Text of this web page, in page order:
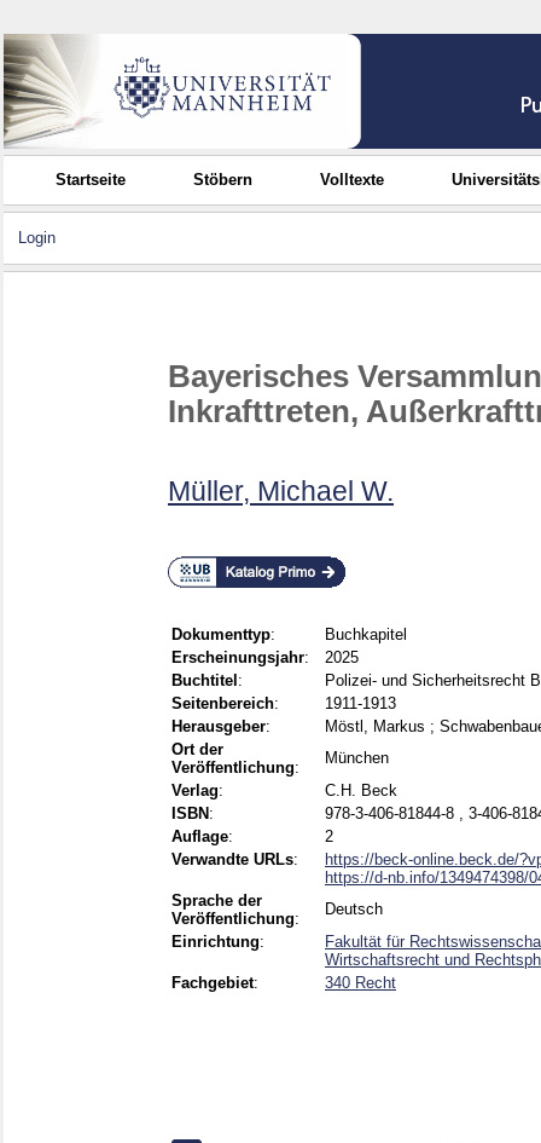
Startseite Stöbern Volltexte
Login
Bayerisches
Inkrafttreten,
Müller, Michael W.
Dokumenttyp:
Buchkapitel
Erscheinungsjahr:
2025
Buchtitel :
Polizei- und Sicherheitsrecht
Seitenbereich:
1911-1913
Herausgeber: Möstl, Markus ;
Ort der
Veröffentlichung:
München
Verlag:
C.H. Beck
ISBN :
978-3-406-81844-8 , 3-406-
Auflage:
2
Verwandte URLs:
https://beck-online.beck.de/
https://d-nb.info/1349474398/
Sprache der
Veröffentlichung:
Deutsch
Einrichtung:
Fakultät für
Wirtschaftsrecht und
Fachgebiet: 340 Recht